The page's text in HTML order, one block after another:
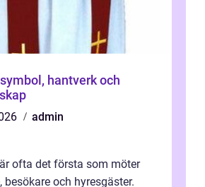
admin
ofta det första som möter
besökare och hyresgäster.